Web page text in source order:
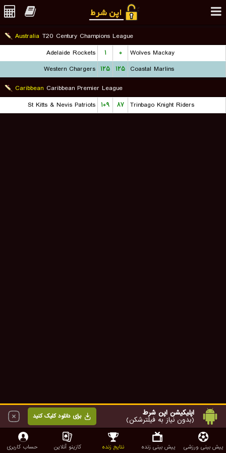
اپلیکیشن اپن شرط
(بدون نیاز به فیلترشکن) برای دانلود کلیک کنید
Australia T20 Century Champions League
Adelaide Rockets
۱ ۰
Wolves Mackay
Western Chargers ۱۲۵ ۱۲۵ Coastal Marlins
Caribbean Caribbean Premier League
St Kitts & Nevis Patriots ۱۰۹ ۸۷ Trinbago Knight Riders
پیش بینی ورزشی پیش بینی زنده نتایج زنده کازینو آنلاین حساب کاربری